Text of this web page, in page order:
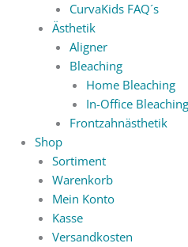
CurvaKids FAQ´s
Ästhetik
Aligner
Bleaching
Home Bleaching
In-Office Bleaching
Frontzahnästhetik
Shop
Sortiment
Warenkorb
Mein Konto
Kasse
Versandkosten